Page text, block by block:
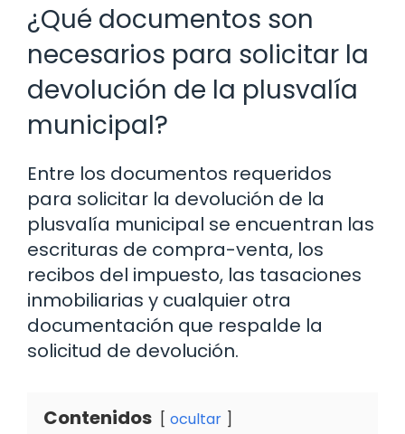
¿Qué documentos son
necesarios para solicitar la
devolución de la plusvalía
municipal?
Entre los documentos requeridos
para solicitar la devolución de la
plusvalía municipal se encuentran las
escrituras de compra-venta, los
recibos del impuesto, las tasaciones
inmobiliarias y cualquier otra
documentación que respalde la
solicitud de devolución.
Contenidos ocultar